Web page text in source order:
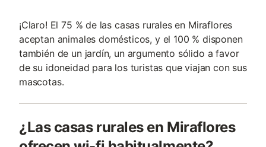
¡Claro! El 75 % de las casas rurales en Miraflores
aceptan animales domésticos, y el 100 % disponen
también de un jardín, un argumento sólido a favor
de su idoneidad para los turistas que viajan con sus
mascotas.
¿Las casas rurales en Miraflores